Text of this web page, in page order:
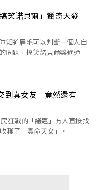
笑諾貝爾」獵奇大發
知道眉毛可以判斷一個人自
問題，搞笑諾貝爾獎通通告
到真女友 竟然還有
狂戰的「議題」有人直接找
穫了「真命天女」。